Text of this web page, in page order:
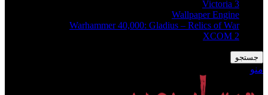
Victoria 3
Wallpaper Engine
Warhammer 40,000: Gladius – Relics of War
XCOM 2
جستجو
منو